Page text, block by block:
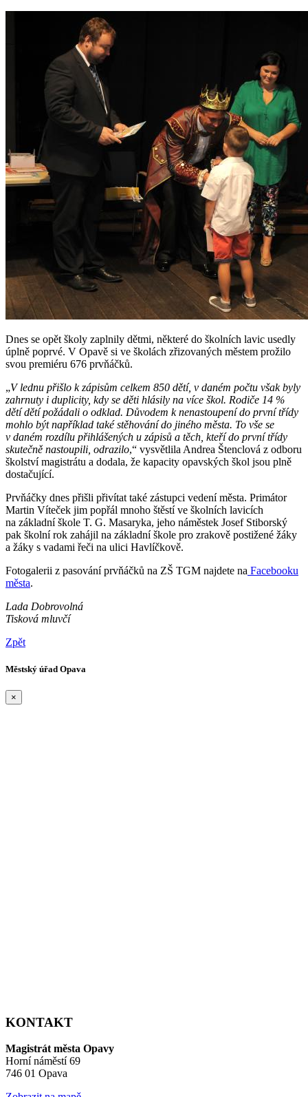
Dnes se opět školy zaplnily dětmi, některé do školních lavic usedly
úplně poprvé. V Opavě si ve školách zřizovaných městem prožilo
svou premiéru 676 prvňáčků.
„V lednu přišlo k zápisům celkem 850 dětí, v daném počtu však byly
zahrnuty i duplicity, kdy se děti hlásily na více škol. Rodiče 14 %
dětí dětí požádali o odklad. Důvodem k nenastoupení do první třídy
mohlo být například také stěhování do jiného města. To vše se
v daném rozdílu přihlášených u zápisů a těch, kteří do první třídy
skutečně nastoupili, odrazilo,“ vysvětlila Andrea Štenclová z odboru
školství magistrátu a dodala, že kapacity opavských škol jsou plně
dostačující.
Prvňáčky dnes přišli přivítat také zástupci vedení města. Primátor
Martin Víteček jim popřál mnoho štěstí ve školních lavicích
na základní škole T. G. Masaryka, jeho náměstek Josef Stiborský
pak školní rok zahájil na základní škole pro zrakově postižené žáky
a žáky s vadami řeči na ulici Havlíčkově.
Fotogalerii z pasování prvňáčků na ZŠ TGM najdete na Facebooku
města.
Lada Dobrovolná
Tisková mluvčí
Zpět
Městský úřad Opava
×
KONTAKT
Magistrát města Opavy
Horní náměstí 69
746 01 Opava